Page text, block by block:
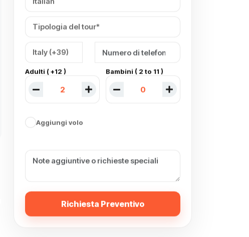
Adulti ( +12 ) Bambini ( 2 to 11 )
Aggiungi volo
Richiesta Preventivo